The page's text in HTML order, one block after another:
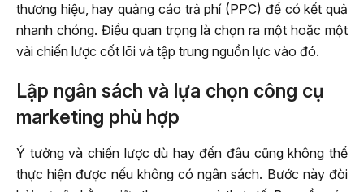
thương hiệu, hay quảng cáo trả phí (PPC) để có kết quả
nhanh chóng. Điều quan trọng là chọn ra một hoặc một
vài chiến lược cốt lõi và tập trung nguồn lực vào đó.
Lập ngân sách và lựa chọn công cụ
marketing phù hợp
Ý tưởng và chiến lược dù hay đến đâu cũng không thể
thực hiện được nếu không có ngân sách. Bước này đòi